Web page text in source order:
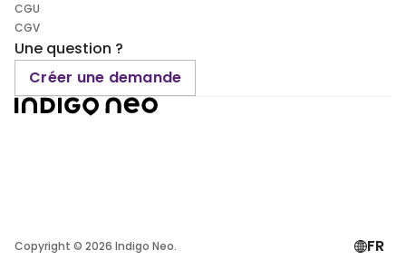
CGU
CGV
Une question ?
Créer une demande
Copyright © 2026 Indigo Neo. FR